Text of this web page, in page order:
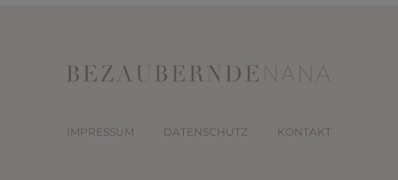
IMPRESSUM DATENSCHUTZ KONTAKT